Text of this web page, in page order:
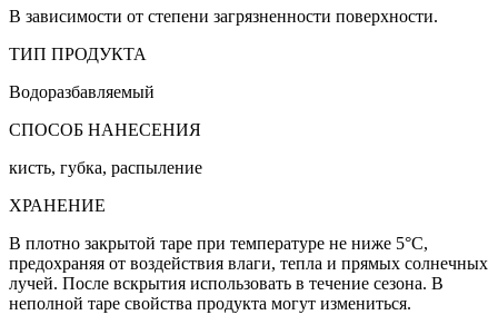
В зависимости от степени загрязненности поверхности.
ТИП ПРОДУКТА
Водоразбавляемый
СПОСОБ НАНЕСЕНИЯ
кисть, губка, распыление
ХРАНЕНИЕ
В плотно закрытой таре при температуре не ниже 5°С,
предохраняя от воздействия влаги, тепла и прямых солнечных
лучей. После вскрытия использовать в течение сезона. В
неполной таре свойства продукта могут измениться.